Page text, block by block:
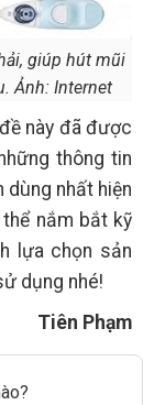
giúp hút mũi
Ảnh: Internet
này đã được
thông tin
nhất hiện
nắm bắt kỹ
lựa chọn sản
dụng nhé!
Tiên Phạm